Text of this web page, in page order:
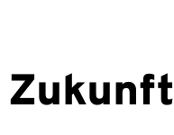
Zukunft